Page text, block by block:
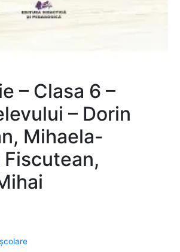
– Clasa 6 –
– Dorin
Mihaela-